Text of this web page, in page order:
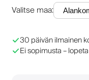
Valitse maa:
30 päivän ilmainen
Ei sopimusta –